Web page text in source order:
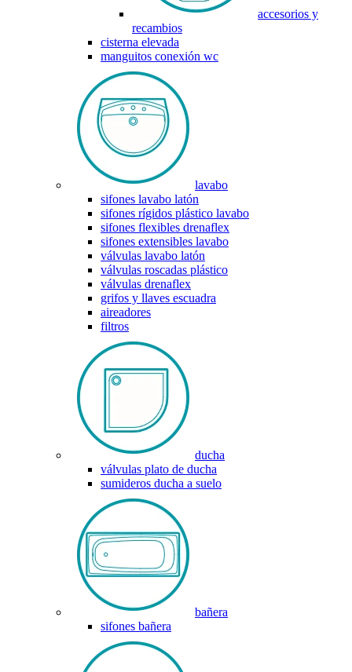
accesorios y
recambios
cisterna elevada
manguitos conexión wc
lavabo
sifones lavabo latón
sifones rígidos plástico lavabo
sifones flexibles drenaflex
sifones extensibles lavabo
válvulas lavabo latón
válvulas roscadas plástico
válvulas drenaflex
grifos y llaves escuadra
aireadores
filtros
ducha
válvulas plato de ducha
sumideros ducha a suelo
bañera
sifones bañera